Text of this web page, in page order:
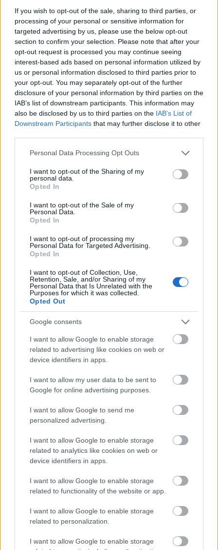
If you wish to opt-out of the sale, sharing to third parties, or
processing of your personal or sensitive information for
targeted advertising by us, please use the below opt-out
section to confirm your selection. Please note that after your
opt-out request is processed you may continue seeing
interest-based ads based on personal information utilized by
us or personal information disclosed to third parties prior to
your opt-out. You may separately opt-out of the further
disclosure of your personal information by third parties on the
IAB’s list of downstream participants. This information may
also be disclosed by us to third parties on the IAB’s List of
Downstream Participants that may further disclose it to other
Please note that this website/app uses one or more Google
not limited to your visit or usage behaviour. You may click to
grant or deny consent to Google and its third-party tags to
use your data for below specified purposes in below Google
consent section.
Personal Data Processing Opt Outs
I want to opt-out of the Sharing of my
personal data.
Opted In
I want to opt-out of the Sale of my
Personal Data.
Opted In
I want to opt-out of processing my
Personal Data for Targeted Advertising.
Opted In
I want to opt-out of Collection, Use,
Retention, Sale, and/or Sharing of my
Personal Data that Is Unrelated with the
Purposes for which it was collected.
Opted Out
Google consents
I want to allow Google to enable storage
related to advertising like cookies on web or
device identifiers in apps.
I want to allow my user data to be sent to
Google for online advertising purposes.
I want to allow Google to send me
personalized advertising.
I want to allow Google to enable storage
related to analytics like cookies on web or
device identifiers in apps.
I want to allow Google to enable storage
related to functionality of the website or app.
I want to allow Google to enable storage
related to personalization.
I want to allow Google to enable storage
„Az úszómedence alján leselkedő
cápa többeknek megvolt” – Jónás
Vera és Soharóza-interjú
srecorder•2022. március 03.
Nem csak gyerekeknek szóló, nem csak
fantáziavilágban játszódó meselemezt adott ki 2021
egy hatodikos kisfiú hétköznapjait követi végig, de a
lemez felnőttek számára is élvezhető, sőt: a
gyerekkori traumák feldolgozása, a különféle
műfajok…
Szombaton ünnepi Kaláka-koncert a
Marcziban!
2021. december 21.
Ha karácsony, akkor Kaláka. Nincs is ezen mit
taglalni, aki volt már, az mindig szeretne újra menni,